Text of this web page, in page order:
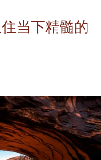
当下精髓的